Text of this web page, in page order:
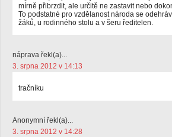
mírně přibrzdit, ale určitě ne zastavit nebo
To podstatné pro vzdělanost národa se
žáků, u rodinného stolu a v šeru ředitelen.
náprava řekl(a)...
3. srpna 2012 v 14:13
tračníku
Anonymní řekl(a)...
3. srpna 2012 v 14:28